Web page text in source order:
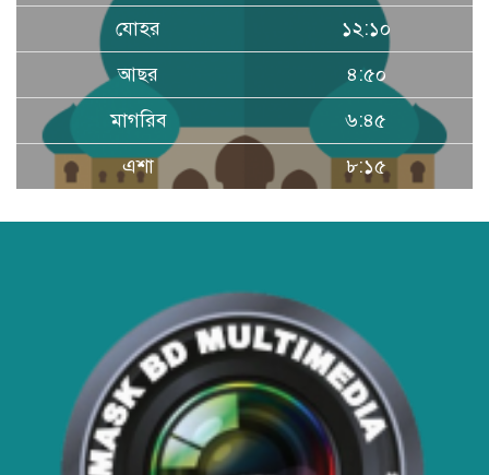
হাসপাতাল ও ক্লিনিকে রোগীর অপেক্ষার
সময় কমাতে স্বাস্থ্যসেবা চেইন:
বাংলাদেশের প্রেক্ষাপটে একটি বাস্তবসম্মত
সমাধান
বাংলাদেশের টিকা নিরাপত্তা ও স্বাস্থ্য
উৎপাদনে জাতীয় বিনিয়োগের সময়
আবারো ডিএনসি নোয়াখালী কর্তৃক
বিপুল পরিমান ইয়াবা ও গাঁজা উদ্ধার
ডিএনসি নোয়াখালী কর্তৃক বিপুল পরিমান
ইয়াবা উদ্ধার
যোহর
১২:১০
আছর
৪:৫০
মাগরিব
৬:৪৫
এশা
৮:১৫